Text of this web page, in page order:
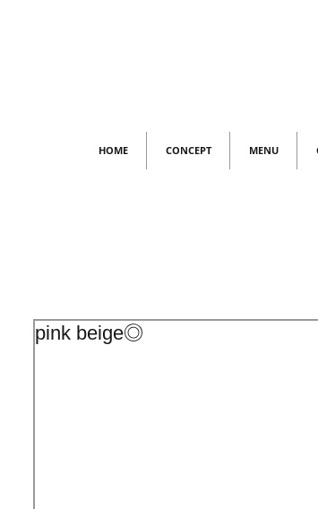
HOME CONCEPT MENU
pink beige◎